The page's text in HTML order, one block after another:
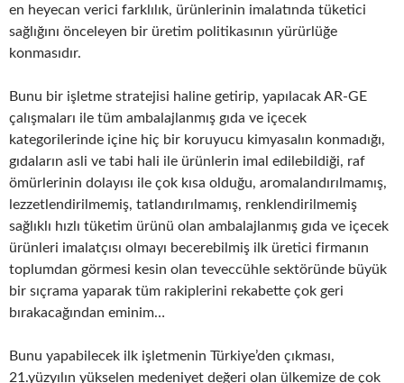
en heyecan verici farklılık, ürünlerinin imalatında tüketici
sağlığını önceleyen bir üretim politikasının yürürlüğe
konmasıdır.
Bunu bir işletme stratejisi haline getirip, yapılacak AR-GE
çalışmaları ile tüm ambalajlanmış gıda ve içecek
kategorilerinde içine hiç bir koruyucu kimyasalın konmadığı,
gıdaların asli ve tabi hali ile ürünlerin imal edilebildiği, raf
ömürlerinin dolayısı ile çok kısa olduğu, aromalandırılmamış,
lezzetlendirilmemiş, tatlandırılmamış, renklendirilmemiş
sağlıklı hızlı tüketim ürünü olan ambalajlanmış gıda ve içecek
ürünleri imalatçısı olmayı becerebilmiş ilk üretici firmanın
toplumdan görmesi kesin olan teveccühle sektöründe büyük
bir sıçrama yaparak tüm rakiplerini rekabette çok geri
bırakacağından eminim…
Bunu yapabilecek ilk işletmenin Türkiye’den çıkması,
21.yüzyılın yükselen medeniyet değeri olan ülkemize de çok